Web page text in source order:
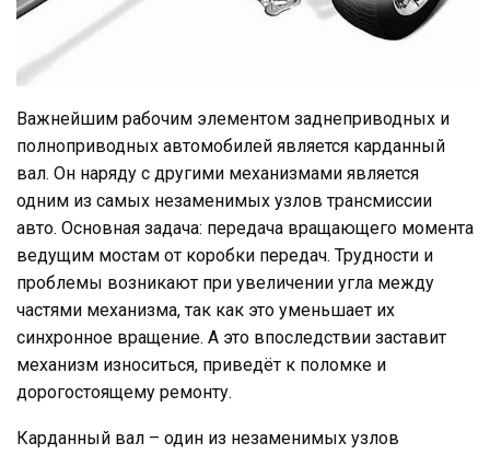
Важнейшим рабочим элементом заднеприводных и
полноприводных автомобилей является карданный
вал. Он наряду с другими механизмами является
одним из самых незаменимых узлов трансмиссии
авто. Основная задача: передача вращающего момента
ведущим мостам от коробки передач. Трудности и
проблемы возникают при увеличении угла между
частями механизма, так как это уменьшает их
синхронное вращение. А это впоследствии заставит
механизм износиться, приведёт к поломке и
дорогостоящему ремонту.
Карданный вал – один из незаменимых узлов